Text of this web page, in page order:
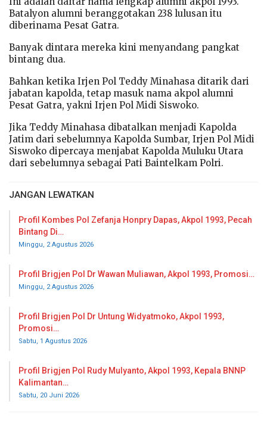
Batalyon alumni beranggotakan 238 lulusan itu
diberinama Pesat Gatra.
Banyak dintara mereka kini menyandang pangkat
bintang dua.
Bahkan ketika Irjen Pol Teddy Minahasa ditarik dari
jabatan kapolda, tetap masuk nama akpol alumni
Pesat Gatra, yakni Irjen Pol Midi Siswoko.
Jika Teddy Minahasa dibatalkan menjadi Kapolda
Jatim dari sebelumnya Kapolda Sumbar, Irjen Pol Midi
Siswoko dipercaya menjabat Kapolda Muluku Utara
dari sebelumnya sebagai Pati Baintelkam Polri.
JANGAN LEWATKAN
Profil Kombes Pol Zefanja Honpry Dapas, Akpol 1993, Pecah
Bintang Di…
Minggu, 2 Agustus 2026
Profil Brigjen Pol Dr Wawan Muliawan, Akpol 1993, Promosi…
Minggu, 2 Agustus 2026
Profil Brigjen Pol Dr Untung Widyatmoko, Akpol 1993,
Promosi…
Sabtu, 1 Agustus 2026
Profil Brigjen Pol Rudy Mulyanto, Akpol 1993, Kepala BNNP
Kalimantan…
Sabtu, 20 Juni 2026